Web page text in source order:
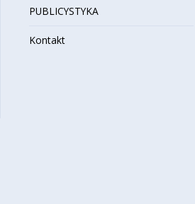
PUBLICYSTYKA
Kontakt